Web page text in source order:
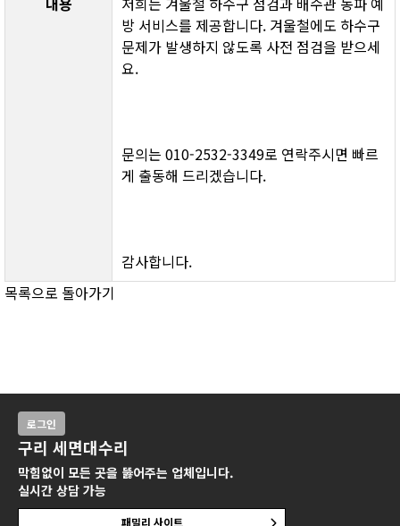
방 서비스를 제공합니다. 겨울철에도 하수구
문제가 발생하지 않도록 사전 점검을 받으세
요.
문의는 010-2532-3349로 연락주시면 빠르
게 출동해 드리겠습니다.
감사합니다.
목록으로 돌아가기
로그인
구리 세면대수리
막힘없이 모든 곳을 뚫어주는 업체입니다.
실시간 상담 가능
패밀리 사이트